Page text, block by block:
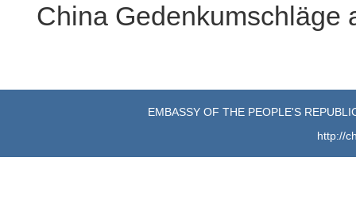
China Gedenkumschläge
EMBASSY OF THE PEOPLE'S
http://